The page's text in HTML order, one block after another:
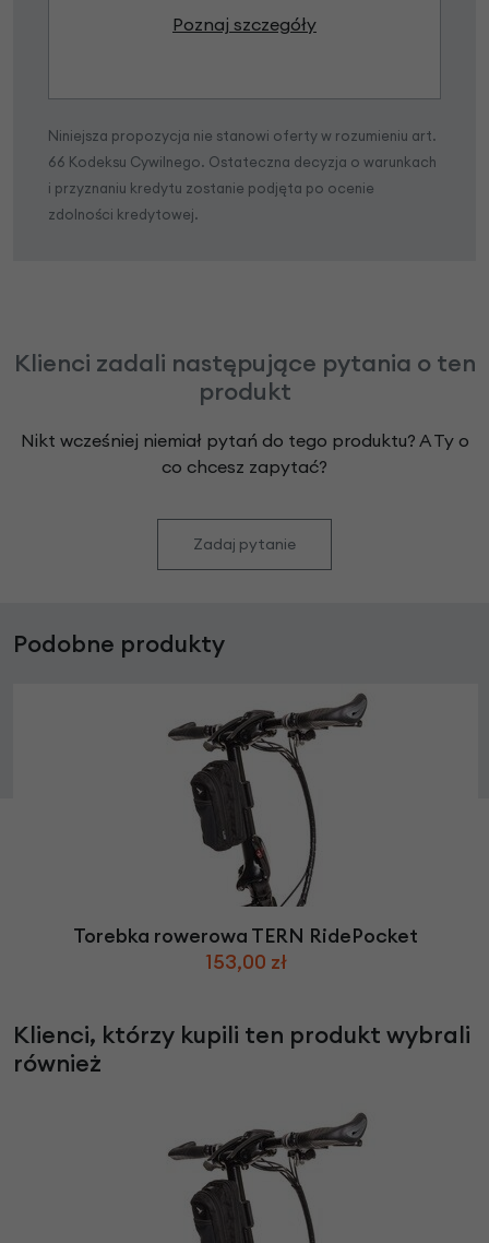
Poznaj szczegóły
Niniejsza propozycja nie stanowi oferty w rozumieniu art.
66 Kodeksu Cywilnego. Ostateczna decyzja o warunkach
i przyznaniu kredytu zostanie podjęta po ocenie
zdolności kredytowej.
Klienci zadali następujące pytania o ten
produkt
Nikt wcześniej niemiał pytań do tego produktu? A Ty o
co chcesz zapytać?
Zadaj pytanie
Podobne produkty
Torebka rowerowa TERN RidePocket
153,00 zł
Klienci, którzy kupili ten produkt wybrali
również